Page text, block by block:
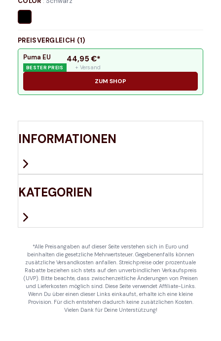
PREISVERGLEICH (1)
Puma EU
BESTER PREIS
44,95 €*
+ Versand
ZUM SHOP
INFORMATIONEN
KATEGORIEN
*Alle Preisangaben auf dieser Seite verstehen sich in Euro und
beinhalten die gesetzliche Mehrwertsteuer. Gegebenenfalls können
zusätzliche Versandkosten anfallen. Streichpreise oder prozentuale
Rabatte beziehen sich stets auf den unverbindlichen Verkaufspreis
(UVP). Bitte beachte, dass zwischenzeitliche Änderungen von Preisen
und Lieferkosten möglich sind. Diese Seite verwendet Affiliate-Links.
Wenn Du über einen dieser Links einkaufst, erhalte ich eine kleine
Provision. Für dich entstehen dadurch keine zusätzlichen Kosten.
Vielen Dank für Deine Unterstützung!